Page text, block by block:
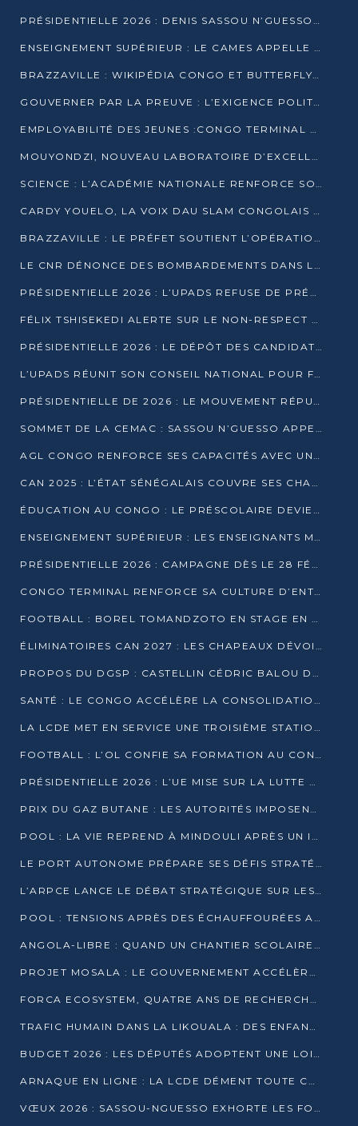
PRÉSIDENTIELLE 2026 : DENIS SASSOU N’GUESSO ANNONCE OFFICIELLEMENT SA CANDIDATURE
ENSEIGNEMENT SUPÉRIEUR : LE CAMES APPELLE À UNE UNIVERSITÉ AFRICAINE AXÉE SUR L’EMPLOYABILITÉ
BRAZZAVILLE : WIKIPÉDIA CONGO ET BUTTERFLY SCELLENT UN PARTENARIAT POUR STRUCTURER LE BÉNÉVOLAT NUMÉRIQUE
GOUVERNER PAR LA PREUVE : L’EXIGENCE POLITIQUE DU XXIᵉ SIÈCLE
EMPLOYABILITÉ DES JEUNES :CONGO TERMINAL S’ALLIE À L’ESCIC POUR RAPPROCHER L’ÉCOLE DU TERRAIN
MOUYONDZI, NOUVEAU LABORATOIRE D’EXCELLENCE PÉDAGOGIQUE AVEC L’ENFICE
SCIENCE : L’ACADÉMIE NATIONALE RENFORCE SON ÉQUIPE ET TRACE SA FEUILLE DE ROUTE 2026
CARDY YOUELO, LA VOIX DAU SLAM CONGOLAIS QUI INTERPELLE LE MONDE
BRAZZAVILLE : LE PRÉFET SOUTIENT L’OPÉRATION « ZÉRO KULUNA » ET APPELLE À LA VIGILANCE CITOYENNE
LE CNR DÉNONCE DES BOMBARDEMENTS DANS LE POOL ET ACCUSE LE GOUVERNEMENT
PRÉSIDENTIELLE 2026 : L’UPADS REFUSE DE PRÉSENTER UN CANDIDAT ET DÉNONCE UN PROCESSUS NON CRÉDIBLE
FÉLIX TSHISEKEDI ALERTE SUR LE NON-RESPECT DES ENGAGEMENTS DE PAIX APRÈS SA RENCONTRE AVEC D. SASSOU-NGUESSO
PRÉSIDENTIELLE 2026 : LE DÉPÔT DES CANDIDATURES OUVERT DU 29 JANVIER AU 12 FÉVRIER
L’UPADS RÉUNIT SON CONSEIL NATIONAL POUR FIXER SA LIGNE POLITIQUE À DEUX MOIS DE LA PRÉSIDENTIELLE
PRÉSIDENTIELLE DE 2026 : LE MOUVEMENT RÉPUBLICAIN DÉNONCE UNE CONVOCATION ÉLECTORALE « OPAQUE ET PRÉCIPITÉE »
SOMMET DE LA CEMAC : SASSOU N’GUESSO APPELLE À LA VIGILANCE FACE AUX RISQUES ÉCONOMIQUES
AGL CONGO RENFORCE SES CAPACITÉS AVEC UNE GRUE DE 250 TONNES
CAN 2025 : L’ÉTAT SÉNÉGALAIS COUVRE SES CHAMPIONS D’AFRIQUE DE RÉCOMPENSES EXCEPTIONNELLES
ÉDUCATION AU CONGO : LE PRÉSCOLAIRE DEVIENT OBLIGATOIRE, LE BTS CONSACRÉ DIPLÔME D’ÉTAT
ENSEIGNEMENT SUPÉRIEUR : LES ENSEIGNANTS MAINTIENNENT LA GRÈVE ET EXIGENT UN ACCORD ÉCRIT AVEC L’ÉTAT
PRÉSIDENTIELLE 2026 : CAMPAGNE DÈS LE 28 FÉVRIER, SCRUTIN LES 12 ET 15 MARS
CONGO TERMINAL RENFORCE SA CULTURE D’ENTREPRISE AVEC LE PROGRAMME « WIN TOGETHER »
FOOTBALL : BOREL TOMANDZOTO EN STAGE EN ESPAGNE AVEC POLISSYA FC
ÉLIMINATOIRES CAN 2027 : LES CHAPEAUX DÉVOILÉS, LE CONGO FIXÉ SUR SON SORT
PROPOS DU DGSP : CASTELLIN CÉDRIC BALOU DÉNONCE DES PROPOS INTIMIDANTS
SANTÉ : LE CONGO ACCÉLÈRE LA CONSOLIDATION DE L’OFFRE DE SOINS
LA LCDE MET EN SERVICE UNE TROISIÈME STATION D’EAU POTABLE À MFILOU
FOOTBALL : L’OL CONFIE SA FORMATION AU CONGOLAIS CHRISTIAN BASSILA
PRÉSIDENTIELLE 2026 : L’UE MISE SUR LA LUTTE CONTRE LA DÉSINFORMATION
PRIX DU GAZ BUTANE : LES AUTORITÉS IMPOSENT LE RESPECT DES PRIX RÉGLEMENTÉS
POOL : LA VIE REPREND À MINDOULI APRÈS UN INCIDENT ARMÉ SUR LA RN1
LE PORT AUTONOME PRÉPARE SES DÉFIS STRATÉGIQUES DE 2026
L’ARPCE LANCE LE DÉBAT STRATÉGIQUE SUR LES DONNÉES, L’IA ET LA FINANCE NUMÉRIQUE AU CONGO
POOL : TENSIONS APRÈS DES ÉCHAUFFOURÉES ARMÉES ENTRE DGSP ET EX-MILICIENS NINJA
ANGOLA-LIBRE : QUAND UN CHANTIER SCOLAIRE DEVIENT LE MIROIR D’UN CONGO EN MOUVEMENT
PROJET MOSALA : LE GOUVERNEMENT ACCÉLÈRE L’INSERTION DES JEUNES EN 2026
FORCA ECOSYSTEM, QUATRE ANS DE RECHERCHE DE TERRAIN AVANT UN LANCEMENT OFFICIEL EN 2026
TRAFIC HUMAIN DANS LA LIKOUALA : DES ENFANTS AUTOCHTONES RÉDUITS AU TRAVAIL FORCÉ
BUDGET 2026 : LES DÉPUTÉS ADOPTENT UNE LOI DES FINANCES DE PLUS DE 2500 MILLIARDS FCFA
ARNAQUE EN LIGNE : LA LCDE DÉMENT TOUTE CAMPAGNE DE RECRUTEMENT
VŒUX 2026 : SASSOU-NGUESSO EXHORTE LES FORCES VIVES À RENFORCER L’UNITÉ